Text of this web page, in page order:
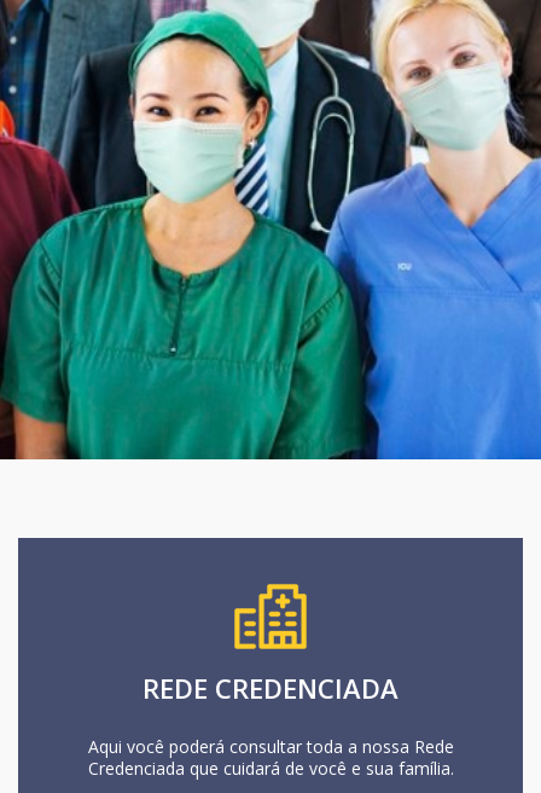
REDE CREDENCIADA
Aqui você poderá consultar toda a nossa Rede
Credenciada que cuidará de você e sua família.